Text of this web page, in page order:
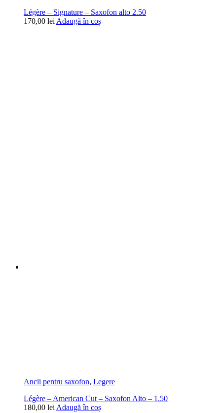
Légère – Signature – Saxofon alto 2.50
170,00 lei Adaugă în coș
Ancii pentru saxofon, Legere
Légère – American Cut – Saxofon Alto – 1.50
180,00 lei Adaugă în coș